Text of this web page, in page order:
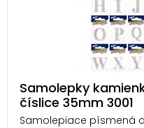
Samolepky
číslice 35mm 3001
Samolepiace písmená